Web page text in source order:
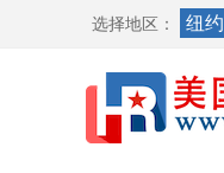
选择地区： 纽约